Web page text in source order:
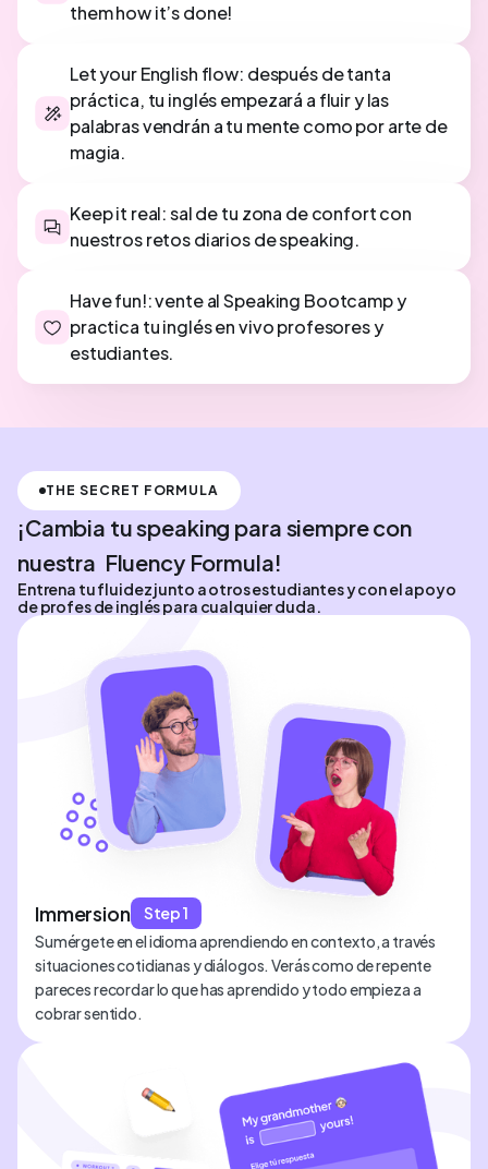
them how it’s done!
Let your English flow: después de tanta
práctica, tu inglés empezará a fluir y las
palabras vendrán a tu mente como por arte de
magia.
Keep it real: sal de tu zona de confort con
nuestros retos diarios de speaking.
Have fun!: vente al Speaking Bootcamp y
practica tu inglés en vivo profesores y
estudiantes.
THE SECRET FORMULA
¡Cambia tu speaking para siempre con
nuestra Fluency Formula!
Entrena tu fluidez junto a otros estudiantes y con el apoyo
de profes de inglés para cualquier duda.
Immersion
Step 1
Sumérgete en el idioma aprendiendo en contexto, a través
situaciones cotidianas y diálogos. Verás como de repente
pareces recordar lo que has aprendido y todo empieza a
cobrar sentido.